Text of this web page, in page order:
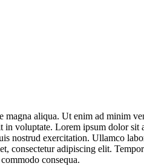
magna aliqua. Ut enim ad minim
voluptate. Lorem ipsum dolor
nostrud exercitation. Ullamco
consectetur adipiscing elit.
consequa.